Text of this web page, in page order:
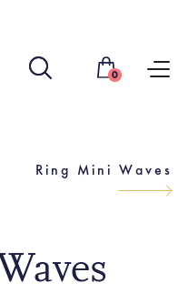
0
Ring Mini Waves